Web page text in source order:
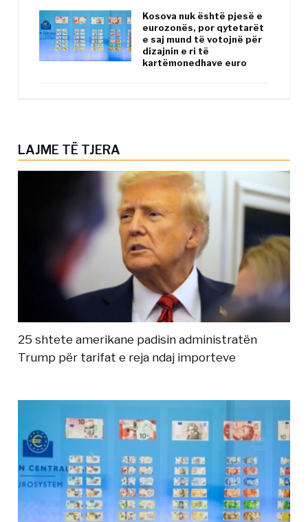
Kosova nuk është pjesë e
eurozonës, por qytetarët
e saj mund të votojnë për
dizajnin e ri të
kartëmonedhave euro
LAJME TË TJERA
25 shtete amerikane padisin administratën
Trump për tarifat e reja ndaj importeve